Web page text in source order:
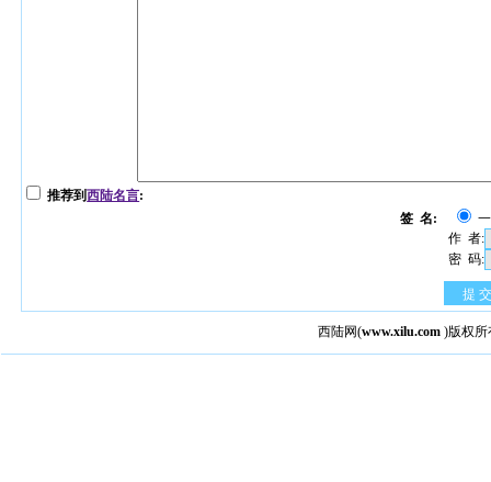
推荐到西陆名言:
签 名:
作 者:
密 码:
提 交
西陆网(www.xilu.com )版权